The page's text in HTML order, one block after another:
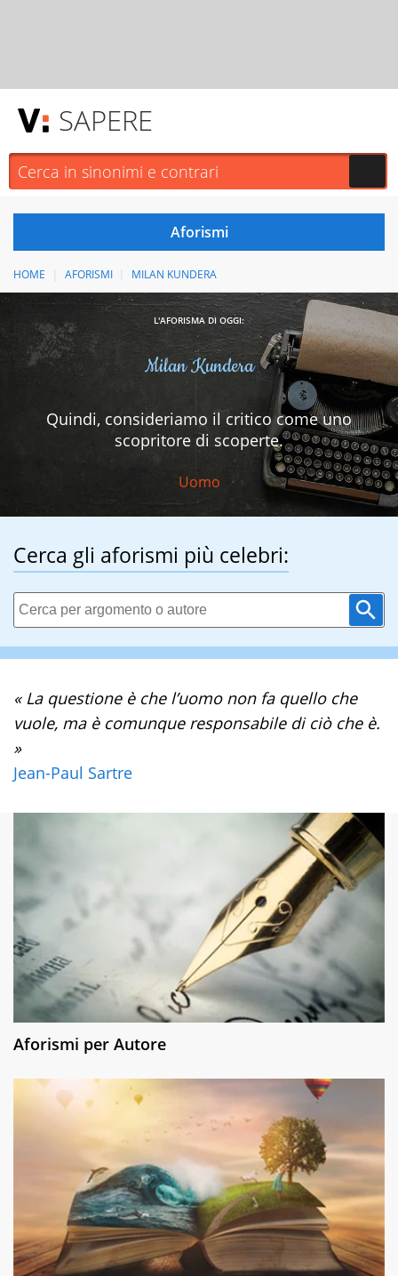
SAPERE
HOME AFORISMI MILAN KUNDERA
L'AFORISMA DI OGGI:
Milan Kundera
Quindi, consideriamo il critico come uno
scopritore di scoperte.
Uomo
Cerca gli aforismi più celebri:
« La questione è che l’uomo non fa quello che
vuole, ma è comunque responsabile di ciò che è.
»
Jean-Paul Sartre
Aforismi per Autore